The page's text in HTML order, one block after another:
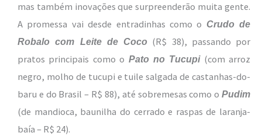
mas também inovações que surpreenderão muita gente.
A promessa vai desde entradinhas como o Crudo de
Robalo com Leite de Coco (R$ 38), passando por
pratos principais como o Pato no Tucupi(com arroz
negro, molho de tucupi e tuile salgada de castanhas-do-
baru e do Brasil – R$ 88), até sobremesas como o Pudim
(de mandioca, baunilha do cerrado e raspas de laranja-
baía – R$ 24).